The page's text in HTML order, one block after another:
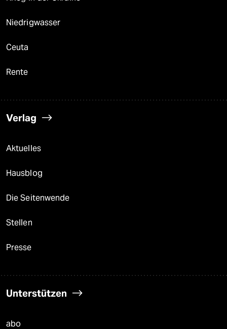
Niedrigwasser
Ceuta
Rente
Verlag
Aktuelles
Hausblog
Die Seitenwende
Stellen
Presse
Unterstützen
abo